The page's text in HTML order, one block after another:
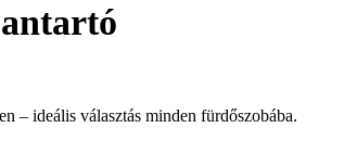
– ideális választás minden fürdőszobába.